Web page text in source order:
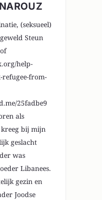
(seksueel)
Steun
help-
refugee-from-
25fadbe9
als
bij mijn
geslacht
was
Libanees.
gezin en
Joodse